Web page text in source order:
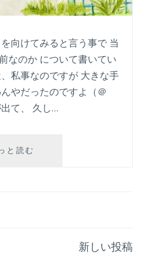
向けてみると言う事で 当
なのか について書いてい
私事なのですが 大きな手
やだったのですよ（＠
て、 久し…
と読む
新しい投稿